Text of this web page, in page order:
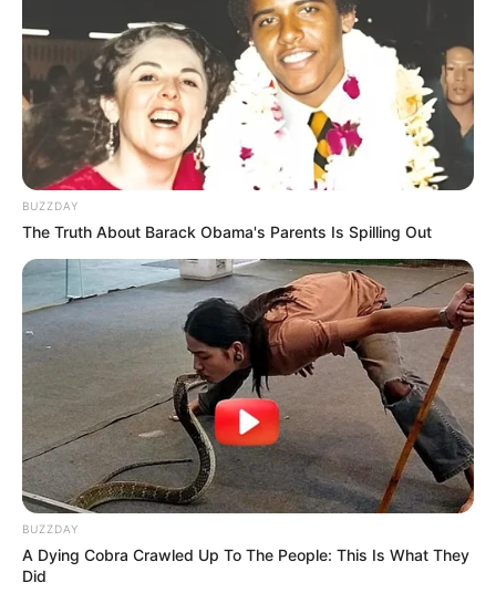
BUZZDAY
The Truth About Barack Obama's Parents Is Spilling Out
BUZZDAY
A Dying Cobra Crawled Up To The People: This Is What They
Did